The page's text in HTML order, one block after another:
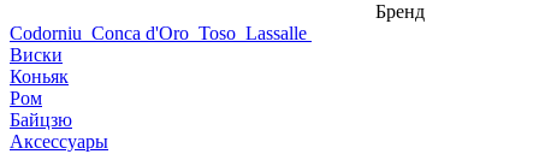
Бренд
Codorniu Conca d'Oro Toso Lassalle
Виски
Коньяк
Ром
Байцзю
Аксессуары